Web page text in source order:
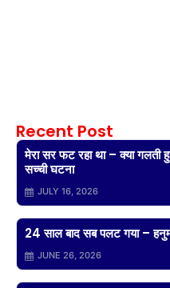
Recent Post
मेरा सर फट रहा था – क्या
सच्ची घटना
JULY 16, 2026
24 साल बाद सब पलट गया –
JUNE 26, 2026